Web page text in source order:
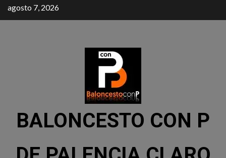
agosto 7, 2026
BALONCESTO CON P